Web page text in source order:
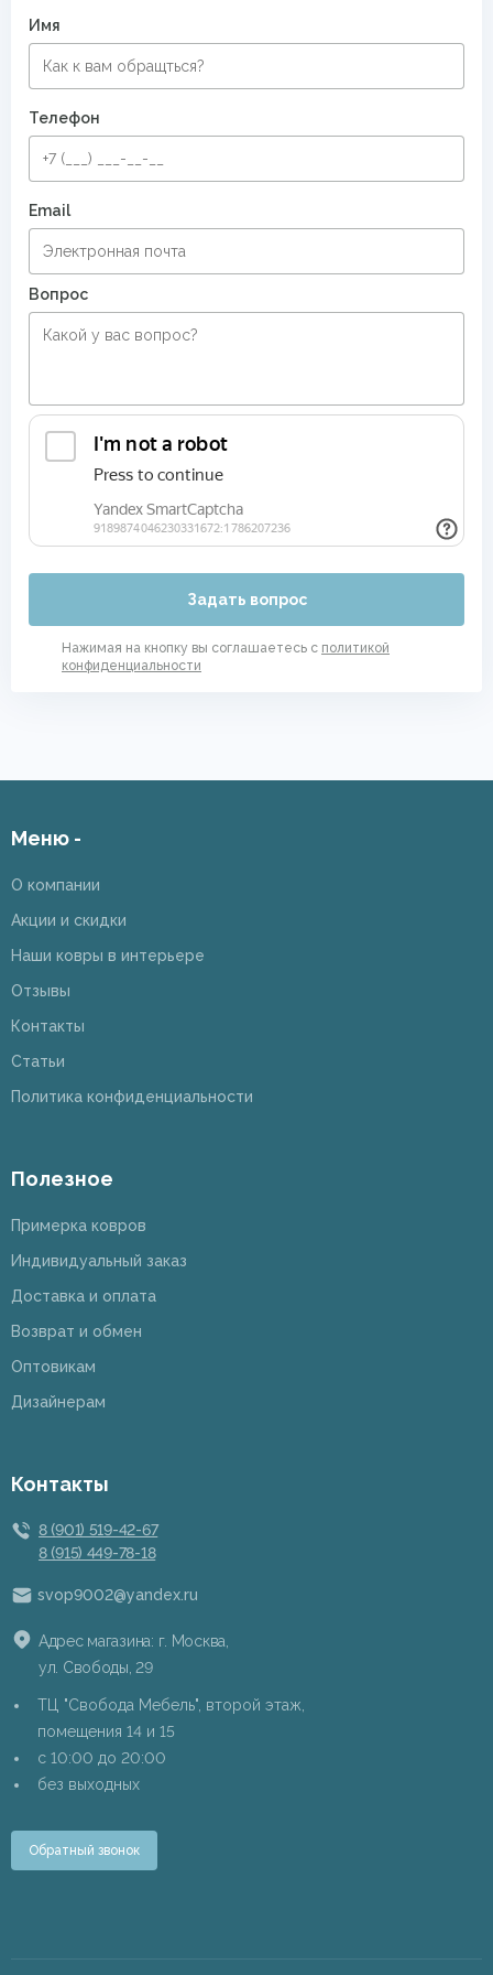
Восточные ковры
Имя
Телефон
Email
Вопрос
Задать вопрос
Нажимая на кнопку вы соглашаетесь с политикой
конфиденциальности
Меню -
О компании
Акции и скидки
Наши ковры в интерьере
Отзывы
Контакты
Статьи
Политика конфиденциальности
Полезное
Примерка ковров
Индивидуальный заказ
Доставка и оплата
Возврат и обмен
Оптовикам
Дизайнерам
Контакты
8 (901) 519-42-67
8 (915) 449-78-18
svop9002@yandex.ru
Адрес магазина: г. Москва,
ул. Свободы, 29
ТЦ "Свобода Мебель", второй этаж,
помещения 14 и 15
c 10:00 до 20:00
без выходных
Обратный звонок